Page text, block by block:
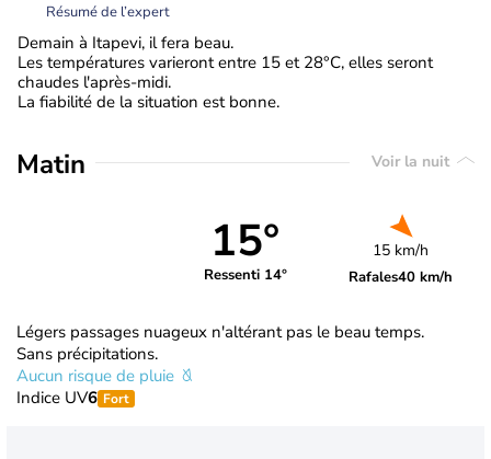
Résumé de l’expert
Demain à Itapevi, il fera beau.
Les températures varieront entre 15 et 28°C, elles seront
chaudes l'après-midi.
La fiabilité de la situation est bonne.
Matin Voir la nuit
15°
Ressenti 14°
15 km/h
Rafales40 km/h
Légers passages nuageux n'altérant pas le beau temps.
Sans précipitations.
Aucun risque de pluie
Indice UV6 Fort